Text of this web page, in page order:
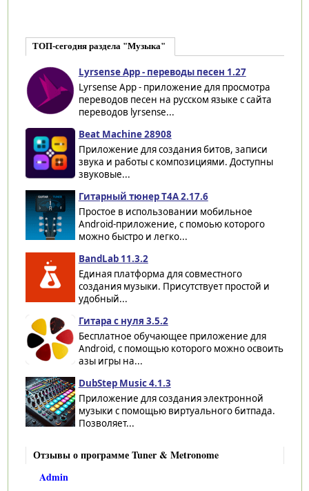
ТОП-сегодня раздела "Музыка"
Lyrsense App - переводы песен 1.27
Lyrsense App - приложение для просмотра
переводов песен на русском языке с сайта
переводов lyrsense...
Beat Machine 28908
Приложение для создания битов, записи
звука и работы с композициями. Доступны
звуковые...
Гитарный тюнер T4A 2.17.6
Простое в использовании мобильное
Android-приложение, с помоью которого
можно быстро и легко...
BandLab 11.3.2
Единая платформа для совместного
создания музыки. Присутствует простой и
удобный...
Гитара с нуля 3.5.2
Бесплатное обучающее приложение для
Android, с помощью которого можно освоить
азы игры на...
DubStep Music 4.1.3
Приложение для создания электронной
музыки с помощью виртуального битпада.
Позволяет...
Отзывы о программе Tuner & Metronome
Admin